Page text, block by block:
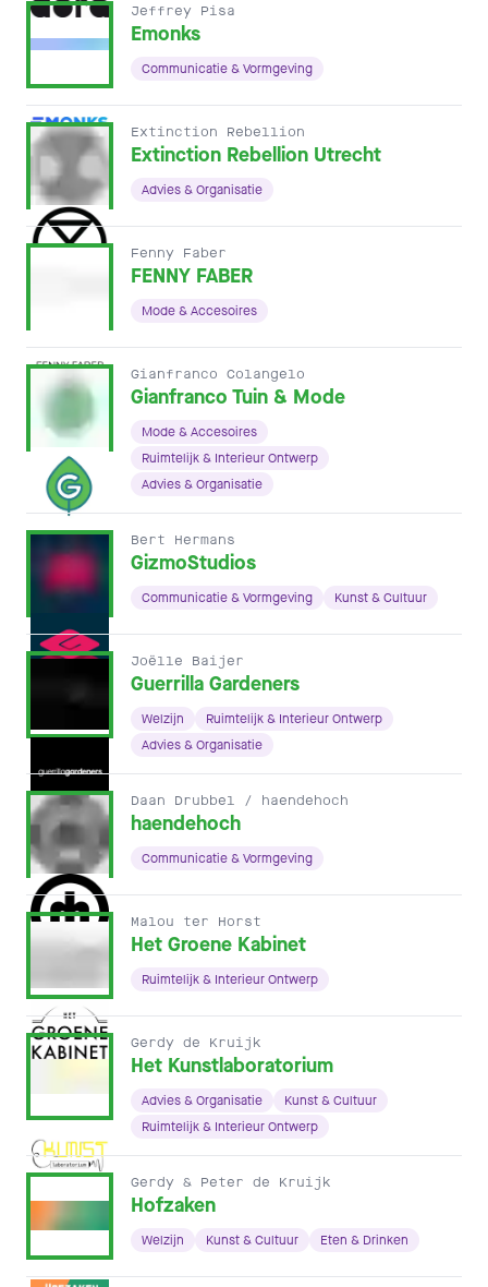
Jeffrey Pisa
Emonks
Communicatie & Vormgeving
Extinction Rebellion
Extinction Rebellion Utrecht
Advies & Organisatie
Fenny Faber
FENNY FABER
Mode & Accesoires
Gianfranco Colangelo
Gianfranco Tuin & Mode
Mode & Accesoires
Ruimtelijk & Interieur Ontwerp
Advies & Organisatie
Bert Hermans
GizmoStudios
Communicatie & Vormgeving Kunst & Cultuur
Joëlle Baijer
Guerrilla Gardeners
Welzijn
Ruimtelijk & Interieur Ontwerp
Advies & Organisatie
Daan Drubbel / haendehoch
haendehoch
Communicatie & Vormgeving
Malou ter Horst
Het Groene Kabinet
Ruimtelijk & Interieur Ontwerp
Gerdy de Kruijk
Het Kunstlaboratorium
Advies & Organisatie
Kunst & Cultuur
Ruimtelijk & Interieur Ontwerp
Gerdy & Peter de Kruijk
Hofzaken
Welzijn Kunst & Cultuur Eten & Drinken